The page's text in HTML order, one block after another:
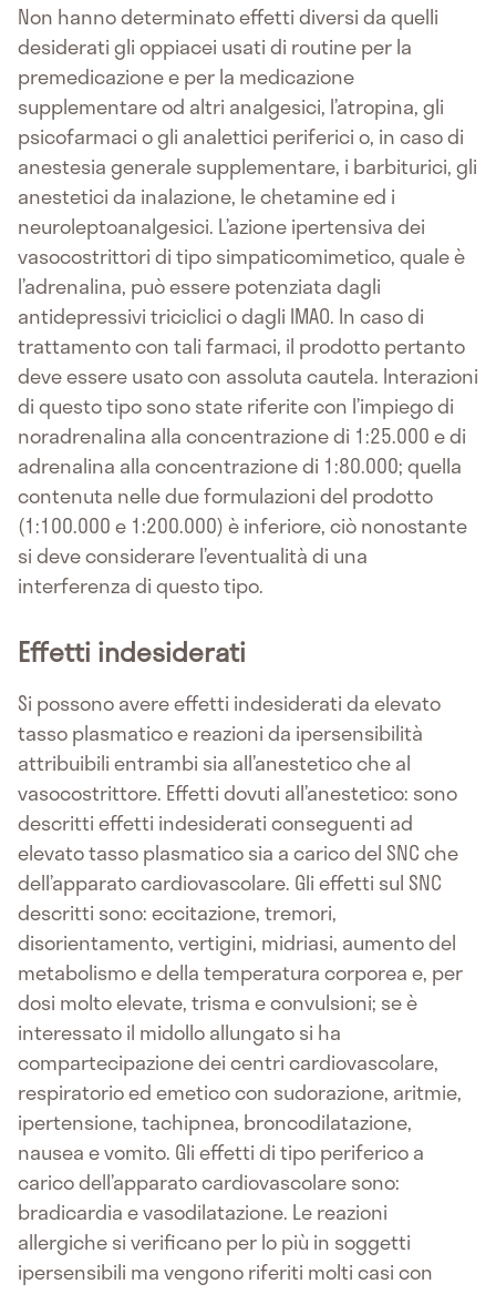
Non hanno determinato effetti diversi da quelli
desiderati gli oppiacei usati di routine per la
premedicazione e per la medicazione
supplementare od altri analgesici, l’atropina, gli
psicofarmaci o gli analettici periferici o, in caso di
anestesia generale supplementare, i barbiturici, gli
anestetici da inalazione, le chetamine ed i
neuroleptoanalgesici. L’azione ipertensiva dei
vasocostrittori di tipo simpaticomimetico, quale è
l’adrenalina, può essere potenziata dagli
antidepressivi triciclici o dagli IMAO. In caso di
trattamento con tali farmaci, il prodotto pertanto
deve essere usato con assoluta cautela. Interazioni
di questo tipo sono state riferite con l’impiego di
noradrenalina alla concentrazione di 1:25.000 e di
adrenalina alla concentrazione di 1:80.000; quella
contenuta nelle due formulazioni del prodotto
(1:100.000 e 1:200.000) è inferiore, ciò nonostante
si deve considerare l’eventualità di una
interferenza di questo tipo.
Effetti indesiderati
Si possono avere effetti indesiderati da elevato
tasso plasmatico e reazioni da ipersensibilità
attribuibili entrambi sia all’anestetico che al
vasocostrittore. Effetti dovuti all’anestetico: sono
descritti effetti indesiderati conseguenti ad
elevato tasso plasmatico sia a carico del SNC che
dell’apparato cardiovascolare. Gli effetti sul SNC
descritti sono: eccitazione, tremori,
disorientamento, vertigini, midriasi, aumento del
metabolismo e della temperatura corporea e, per
dosi molto elevate, trisma e convulsioni; se è
interessato il midollo allungato si ha
compartecipazione dei centri cardiovascolare,
respiratorio ed emetico con sudorazione, aritmie,
ipertensione, tachipnea, broncodilatazione,
nausea e vomito. Gli effetti di tipo periferico a
carico dell’apparato cardiovascolare sono:
bradicardia e vasodilatazione. Le reazioni
allergiche si verificano per lo più in soggetti
ipersensibili ma vengono riferiti molti casi con